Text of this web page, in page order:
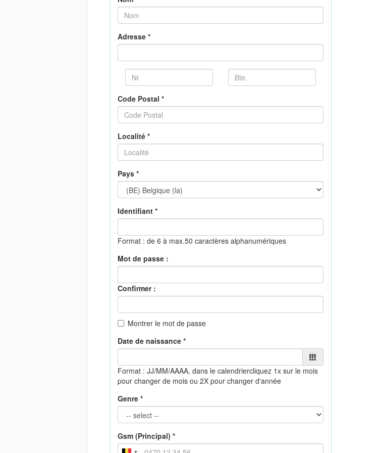
Adresse *
Code Postal *
Localité *
Pays *
Identifiant *
Format : de 6 à max.50 caractères alphanumériques
Mot de passe :
Confirmer :
Montrer le mot de passe
Date de naissance *
Format : JJ/MM/AAAA, dans le calendriercliquez 1x sur le mois
pour changer de mois ou 2X pour changer d'année
Genre *
Gsm (Principal) *